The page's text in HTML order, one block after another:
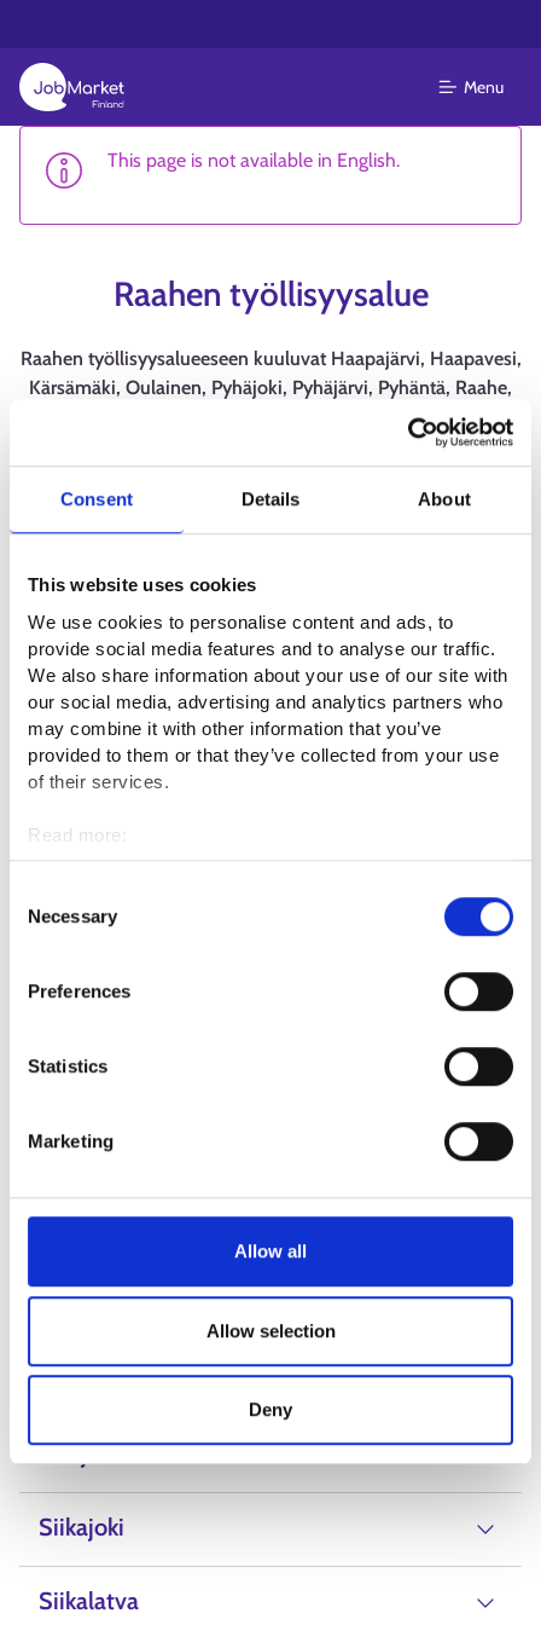
Consent Details About
This website uses cookies
We use cookies to personalise content and ads, to
provide social media features and to analyse our traffic.
We also share information about your use of our site with
our social media, advertising and analytics partners who
may combine it with other information that you’ve
provided to them or that they’ve collected from your use
of their services.
Read more:
Cookies
Selection
Necessary
Preferences
Statistics
Marketing
Allow all
Allow selection
Deny
Menu
This page is not available in English.
Raahen työllisyysalue
Raahen työllisyysalueeseen kuuluvat Haapajärvi, Haapavesi,
Kärsämäki, Oulainen, Pyhäjoki, Pyhäjärvi, Pyhäntä, Raahe,
Reisjärvi, Siikajoki ja Siikalatva. Raahe toimii alueen
vastuukuntana. TE-palveluista tulee kunnan peruspalveluita
1.1.2025.
Yhteystiedot
Henkilöasiakkaiden palvelunumero
Yritysasiakkaiden puhelinnumero
Haapajärvi
Haapavesi
Pyhäjoki
Pyhäntä
Raahe
Reisjärvi
Siikajoki
Siikalatva